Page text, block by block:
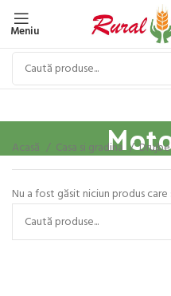
Meniu
Acasă Casa si gradina
Nu a fost găsit niciun produs